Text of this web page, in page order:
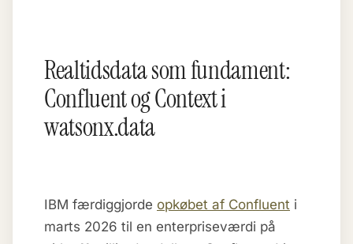
Realtidsdata som fundament:
Confluent og Context i
watsonx.data
IBM færdiggjorde opkøbet af Confluent i
marts 2026 til en enterpriseværdi på